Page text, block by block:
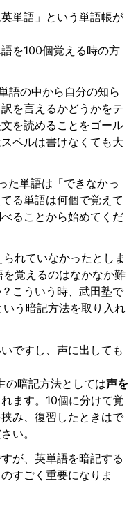
単語」という単語帳が
を100個覚える時の方
語の中から自分の知ら
を言えるかどうかをテ
を読めることをゴール
ペルは書けなくても大
た単語は「できなかっ
る単語は何個で覚えて
ることから始めてくだ
れていなかったとしま
覚えるのはなかなか難
こういう時、武田塾で
いう暗記方法を取り入れ
ですし、声に出しても
の暗記方法としては声を
ます。10個に分けて覚
み、復習したときはで
い。
が、英単語を暗記する
すごく重要になりま